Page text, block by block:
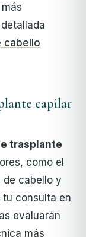
cabello
capilar
trasplante
como el
de cabello y
tu consulta en
evaluarán
más